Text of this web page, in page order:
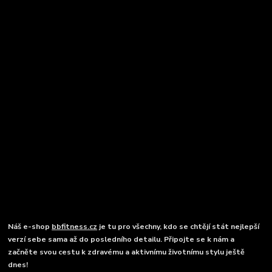
Náš e-shop bbfitness.cz je tu pro všechny, kdo se chtějí stát nejlepší
verzí sebe sama až do posledního detailu. Připojte se k nám a
začněte svou cestu k zdravému a aktivnímu životnímu stylu ještě
dnes!